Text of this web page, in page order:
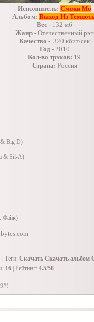
Исполнитель: Смоки Мо
Альбом: Выход Из
Вес - 132 мб
Жанр- Отечественный рэп
Качество - 320 кбит/сек
Год - 2010
Кол-во трэков: 19
Страна: Россия
Big D)
& Sil-A)
Файк)
Теги: Скачать Скачать
16 | Рейтинг: 4.5/58